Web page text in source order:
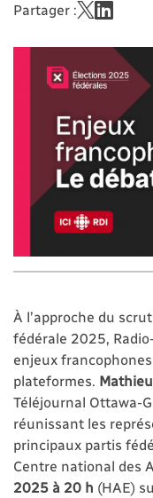
Partager :
À l’approche du
fédérale 2025,
enjeux
plateformes.
Téléjournal Ottawa-
réunissant les
principaux partis
Centre national des
2025 à 20 h (HAE)